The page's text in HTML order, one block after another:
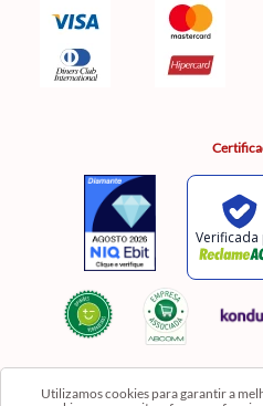
Utilizamos cookies para garantir a